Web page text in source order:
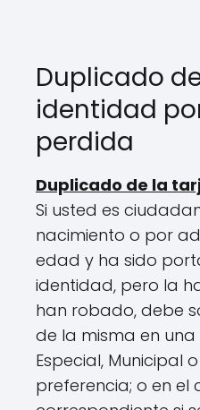
Duplicado
identidad
perdida
Duplicado de la
Si usted es
nacimiento o por
edad y ha sido
identidad, pero la
han robado, debe
de la misma en
Especial, Municipal
preferencia; o en el